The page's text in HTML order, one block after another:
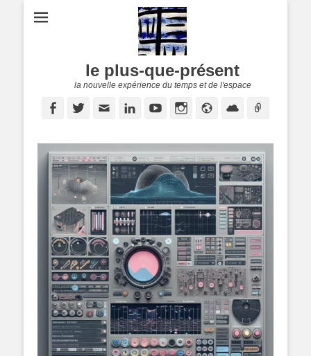
le plus-que-présent
la nouvelle expérience du temps et de l'espace
FacebookTwitter LinkedinYouTubeInstagram
Site
Cloud